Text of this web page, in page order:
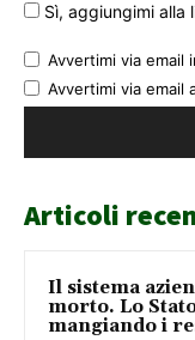
Sì, aggiungimi alla
Avvertimi via email
Avvertimi via email
Articoli
Il sistema
morto. Lo
mangiando i